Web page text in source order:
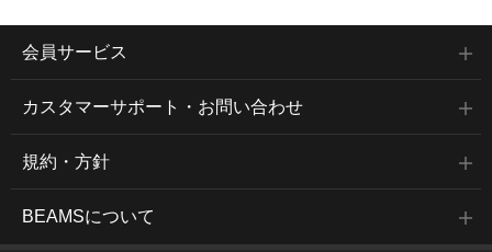
会員サービス
カスタマーサポート・お問い合わせ
規約・方針
BEAMSについて